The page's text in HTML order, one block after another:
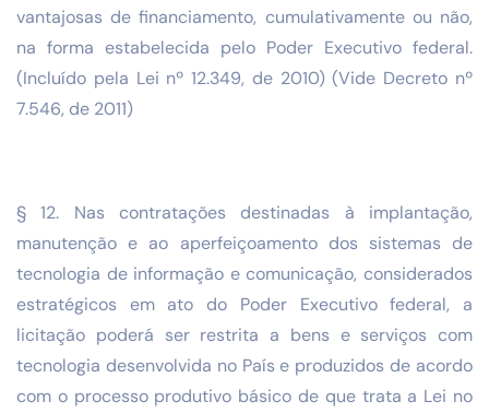
vantajosas de financiamento, cumulativamente ou não,
na forma estabelecida pelo Poder Executivo federal.
(Incluído pela Lei nº 12.349, de 2010) (Vide Decreto nº
7.546, de 2011)
§ 12. Nas contratações destinadas à implantação,
manutenção e ao aperfeiçoamento dos sistemas de
tecnologia de informação e comunicação, considerados
estratégicos em ato do Poder Executivo federal, a
licitação poderá ser restrita a bens e serviços com
tecnologia desenvolvida no País e produzidos de acordo
com o processo produtivo básico de que trata a Lei no